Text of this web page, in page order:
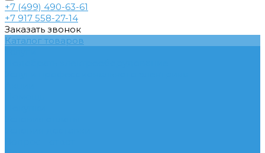
+7 (499) 490-63-61
+7 917 558-27-14
Заказать звонок
Каталог товаров